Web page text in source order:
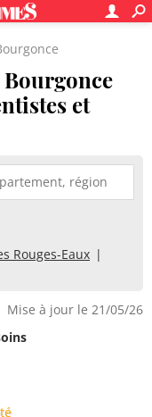
et
Rouges-Eaux
Mise à jour le 21/05/26